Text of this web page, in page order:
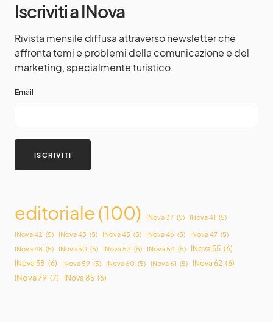
Iscriviti a INova
Rivista mensile diffusa attraverso newsletter che
affronta temi e problemi della comunicazione e del
marketing, specialmente turistico.
Email
editoriale(100) INova 37 (5) INova 41 (5)
INova 42 (5) INova 43 (5) INova 45 (5) INova 46 (5) INova 47 (5)
INova 48 (5) INova 50 (5) INova 53 (5) INova 54 (5) INova 55 (6)
INova 58 (6) INova 59 (5) INova 60 (5) INova 61 (5) INova 62 (6)
INova 79 (7) INova 85 (6)